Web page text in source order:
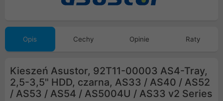
Opis Cechy Opinie Raty
Kieszeń Asustor, 92T11-00003 AS4-Tray,
2,5-3,5" HDD, czarna, AS33 / AS40 / AS52
/ AS53 / AS54 / AS5004U / AS33 v2 Series